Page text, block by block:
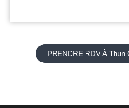
PRENDRE RDV À Thun